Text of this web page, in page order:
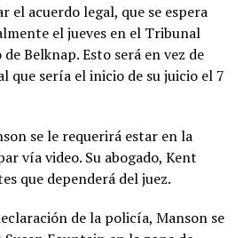
el acuerdo legal, que se espera
el jueves en el Tribunal
Belknap. Esto será en vez de
que sería el inicio de su juicio el 7
se le requerirá estar en la
vía video. Su abogado, Kent
que dependerá del juez.
de la policía, Manson se